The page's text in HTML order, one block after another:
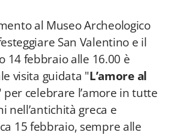
al Museo Archeologico
San Valentino e il
14 febbraio alle 16.00 è
visita guidata "L’amore al
per celebrare l’amore in tutte
nell’antichità greca e
15 febbraio, sempre alle